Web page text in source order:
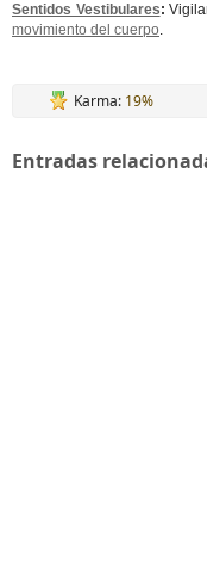
Sentidos Vestibulares:
movimiento del cuerpo.
Karma: 19%
Entradas